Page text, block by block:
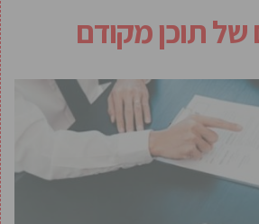
שלתוכן מקודם